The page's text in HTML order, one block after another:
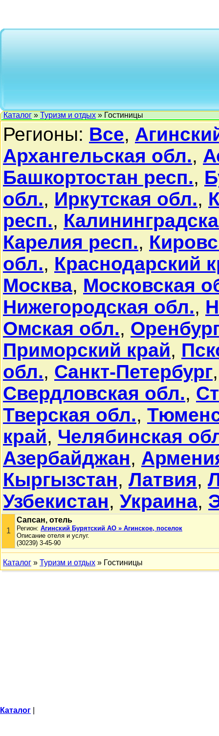
Каталог » Туризм и отдых » Гостиницы
Регионы: Все,
Архангельская обл.,
Башкортостан респ.,
обл., Иркутская обл.,
респ.,
Карелия респ.,
обл., Краснодарский
Москва, Московская
Нижегородская обл.,
Омская обл.,
Приморский край,
обл., Санкт-Петербург
Свердловская обл.,
Тверская обл.,
край, Челябинская
Азербайджан,
Кыргызстан, Латвия,
Узбекистан, Украина,
1
Сапсан, отель
Регион: Агинский Бурятский АО » Агинское, поселок
Описание отеля и услуг.
(30239) 3-45-90
Каталог » Туризм и отдых » Гостиницы
Каталог